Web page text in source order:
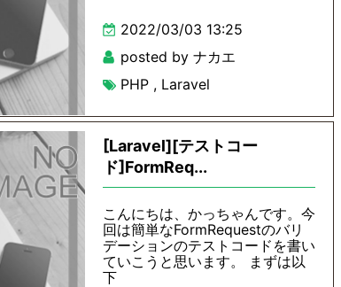
2022/03/03 13:25
posted by ナカエ
PHP , Laravel
[Laravel][テストコー
ド]FormReq...
こんにちは、かっちゃんです。今
回は簡単なFormRequestのバリ
デーションのテストコードを書い
ていこうと思います。 まずは以
下